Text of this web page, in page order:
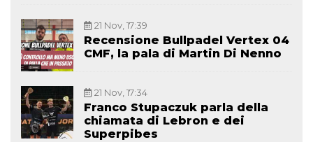
21 Nov, 17:39
Recensione Bullpadel Vertex 04
CMF, la pala di Martin Di Nenno
21 Nov, 17:34
Franco Stupaczuk parla della
chiamata di Lebron e dei
Superpibes